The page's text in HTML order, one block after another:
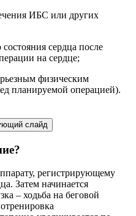
ИБС или других
сердца после
на сердце;
физическим
планируемой операцией).
регистрирующему
Затем начинается
– ходьба на беговой